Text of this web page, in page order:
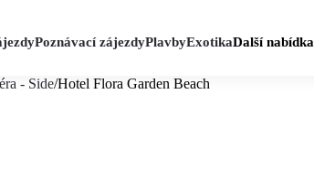
Poznávací zájezdyPlavbyExotikaDalší nabídka
- Side/Hotel Flora Garden Beach